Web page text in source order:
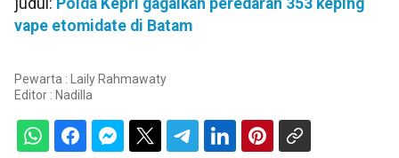
vape etomidate di Batam
Pewarta : Laily Rahmawaty
Editor : Nadilla